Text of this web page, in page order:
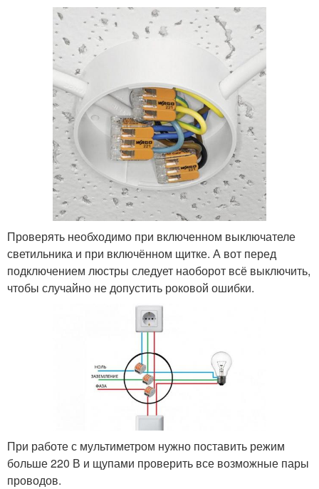
Проверять необходимо при включенном выключателе
светильника и при включённом щитке. А вот перед
подключением люстры следует наоборот всё выключить,
чтобы случайно не допустить роковой ошибки.
При работе с мультиметром нужно поставить режим
больше 220 В и щупами проверить все возможные пары
проводов.